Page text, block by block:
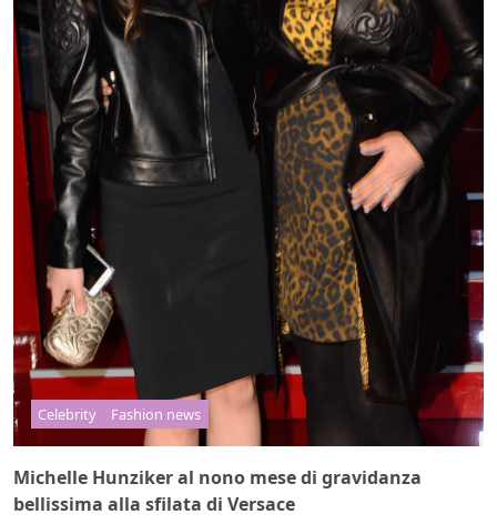
Celebrity Fashion news
Michelle Hunziker al nono mese di gravidanza
bellissima alla sfilata di Versace